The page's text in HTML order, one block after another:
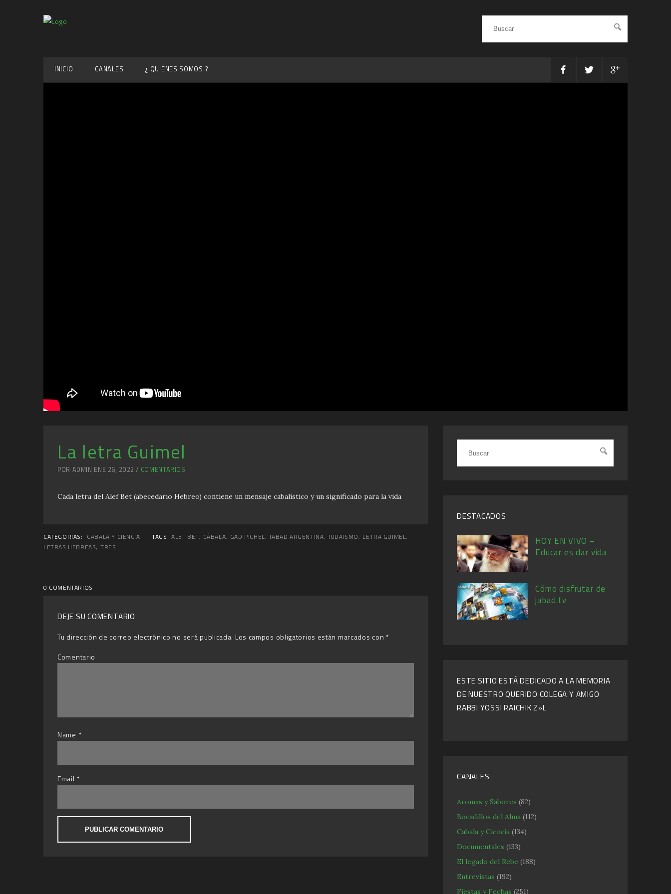
INICIO CANALES ¿ QUIENES SOMOS ?
La letra Guimel
POR ADMIN ENE 26, 2022 / COMENTARIOS
Cada letra del Alef Bet (abecedario Hebreo) contiene un mensaje cabalístico y un significado para la vida
CATEGORIAS: CABALA Y CIENCIA TAGS: ALEF BET, CÁBALA, GAD PICHEL, JABAD ARGENTINA, JUDAISMO, LETRA GUIMEL,
LETRAS HEBREAS, TRES
0 COMENTARIOS
DEJE SU COMENTARIO
Tu dirección de correo electrónico no será publicada. Los campos obligatorios están marcados con *
Comentario
Name *
Email *
DESTACADOS
HOY EN VIVO –
Educar es dar vida
Cómo disfrutar de
jabad.tv
ESTE SITIO ESTÁ DEDICADO A LA MEMORIA
DE NUESTRO QUERIDO COLEGA Y AMIGO
RABBI YOSSI RAICHIK Z»L
CANALES
Aromas y Sabores (82)
Bocadillos del Alma (112)
Cabala y Ciencia (134)
Documentales (133)
El legado del Rebe (188)
Entrevistas (192)
Fiestas y Fechas (251)